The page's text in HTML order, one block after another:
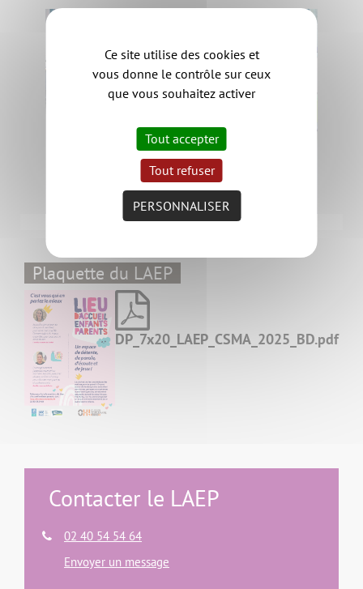
Permanence LAEP à Clisson
Plaquette du LAEP
DP_7x20_LAEP_CSMA_2025_BD.pdf
Contacter le LAEP
02 40 54 54 64
Envoyer un message
Ce site utilise des cookies et
vous donne le contrôle sur ceux
que vous souhaitez activer
Tout accepter
Tout refuser
PERSONNALISER